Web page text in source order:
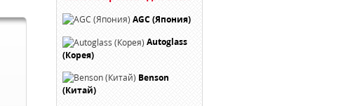
AGC (Япония)
Autoglass
(Корея)
Benson
(Китай)